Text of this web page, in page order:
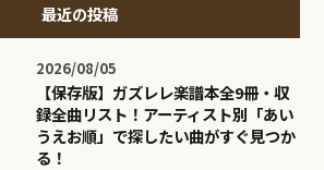
最近の投稿
2026/08/05
【保存版】ガズレレ楽譜本全9冊・収
録全曲リスト！アーティスト別「あい
うえお順」で探したい曲がすぐ見つか
る！